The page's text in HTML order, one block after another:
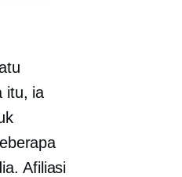
itu, ia
Afiliasi